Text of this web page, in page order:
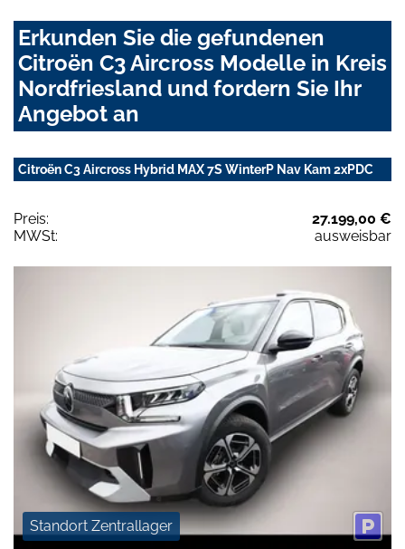
Erkunden Sie die gefundenen
Citroën C3 Aircross Modelle in Kreis
Nordfriesland und fordern Sie Ihr
Angebot an
Citroën C3 Aircross Hybrid MAX 7S WinterP Nav Kam 2xPDC
Preis:
27.199,00 €
MWSt:
ausweisbar
Standort Zentrallager